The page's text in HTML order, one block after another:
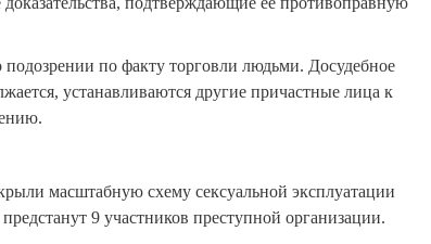
по факту торговли людьми. Досудебное
устанавливаются другие причастные лица к
масштабную схему сексуальной эксплуатации
9 участников преступной организации.